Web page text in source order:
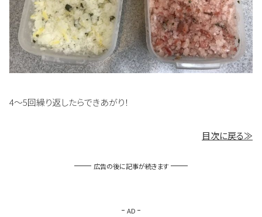
4～5回繰り返したらできあがり！
目次に戻る≫
広告の後に記事が続きます
AD